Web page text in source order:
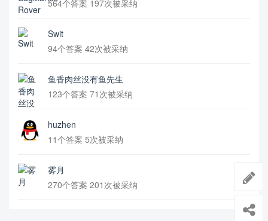
564个答案 197次被采纳
Swit
94个答案 42次被采纳
鱼香肉丝没有鱼先生
123个答案 71次被采纳
huzhen
11个答案 5次被采纳
雾月
270个答案 201次被采纳